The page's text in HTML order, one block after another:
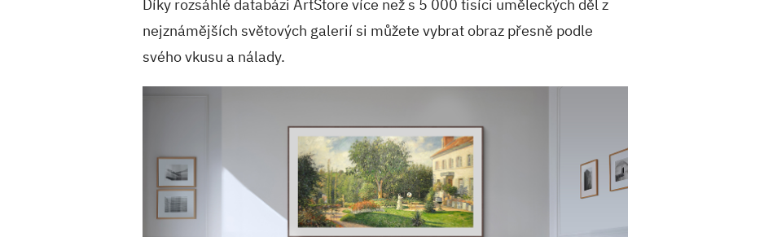
Díky rozsáhlé databázi ArtStore více než s 5 000 tisíci uměleckých děl z
nejznámějších světových galerií si můžete vybrat obraz přesně podle
svého vkusu a nálady.